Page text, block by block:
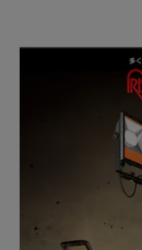
背面にネオジウム
回転式のフックが
■ストラップフック
上下フックにスト
■micro USB充電
お手持ちのUSB充
がお使いいただけ
給電しながら使えま
LWS-300SB-CHは